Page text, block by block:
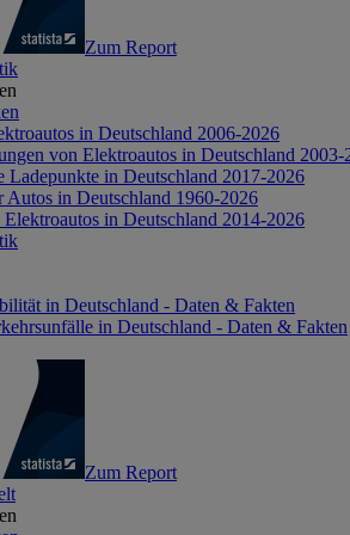
Zum Report
in Deutschland 2006-2026
von Elektroautos in Deutschland 2003-
Ladepunkte in Deutschland 2017-2026
Autos in Deutschland 1960-2026
in Deutschland 2014-2026
in Deutschland - Daten & Fakten
in Deutschland - Daten & Fakten
Zum Report